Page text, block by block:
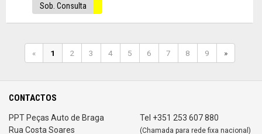
Sob. Consulta
« 1 2 3 4 5 6 7 8 9 »
CONTACTOS
PPT Peças Auto de Braga
Rua Costa Soares
Tel +351 253 607 880
(Chamada para rede fixa nacional)